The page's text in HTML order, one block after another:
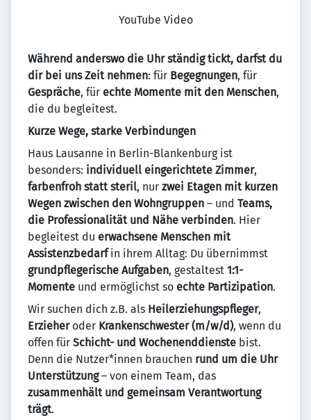
YouTube Video
Während anderswo die Uhr ständig tickt, darfst du
dir bei uns Zeit nehmen: für Begegnungen, für
Gespräche, für echte Momente mit den Menschen,
die du begleitest.
Kurze Wege, starke Verbindungen
Haus Lausanne in Berlin-Blankenburg ist
besonders: individuell eingerichtete Zimmer,
farbenfroh statt steril, nur zwei Etagen mit kurzen
Wegen zwischen den Wohngruppen – und Teams,
die Professionalität und Nähe verbinden. Hier
begleitest du erwachsene Menschen mit
Assistenzbedarfin ihrem Alltag: Du übernimmst
grundpflegerische Aufgaben, gestaltest 1:1-
Momente und ermöglichst so echte Partizipation.
Wir suchen dich z.B. als Heilerziehungspfleger,
Erzieheroder Krankenschwester (m/w/d), wenn du
offen für Schicht- und Wochenenddienste bist.
Denn die Nutzer*innen brauchen rund um die Uhr
Unterstützung– von einem Team, das
zusammenhält und gemeinsam Verantwortung
trägt.